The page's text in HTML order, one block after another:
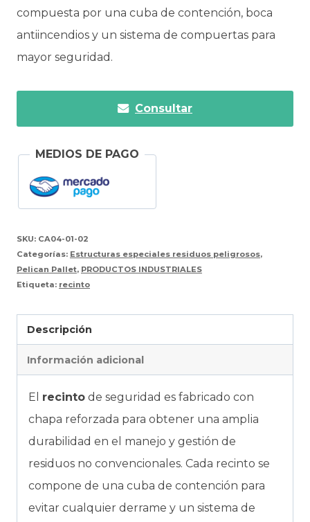
compuesta por una cuba de contención, boca
antiincendios y un sistema de compuertas para
mayor seguridad.
Consultar
MEDIOS DE PAGO
SKU: CA04-01-02
Categorías: Estructuras especiales residuos peligrosos,
Pelican Pallet, PRODUCTOS INDUSTRIALES
Etiqueta: recinto
Descripción
Información adicional
El recinto de seguridad es fabricado con
chapa reforzada para obtener una amplia
durabilidad en el manejo y gestión de
residuos no convencionales. Cada recinto se
compone de una cuba de contención para
evitar cualquier derrame y un sistema de